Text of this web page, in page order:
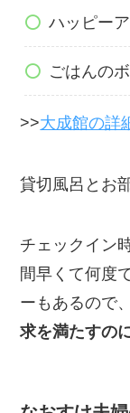
ハッピー
ごはんの
>>大成館の詳
貸切風呂とお
チェックイン
間早くて何度
ーもあるので
求を満たすの